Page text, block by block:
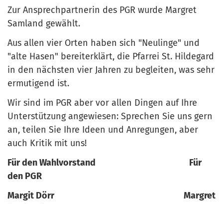
Zur Ansprechpartnerin des PGR wurde Margret
Samland gewählt.
Aus allen vier Orten haben sich "Neulinge" und
"alte Hasen" bereiterklärt, die Pfarrei St. Hildegard
in den nächsten vier Jahren zu begleiten, was sehr
ermutigend ist.
Wir sind im PGR aber vor allen Dingen auf Ihre
Unterstützung angewiesen: Sprechen Sie uns gern
an, teilen Sie Ihre Ideen und Anregungen, aber
auch Kritik mit uns!
Für den Wahlvorstand Für
den PGR
Margit Dörr Margret